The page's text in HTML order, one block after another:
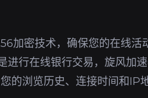
加密技术，确保您的在线活
行在线银行交易，旋风加
的浏览历史、连接时间和IP